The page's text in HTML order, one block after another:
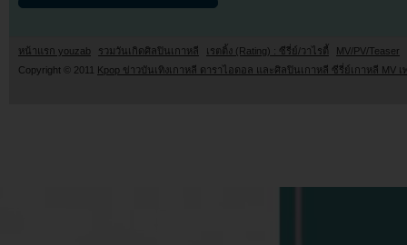
หน้าแรก youzab รวมวันเกิดศิลปินเกาหลี เรตติ้ง (Rating) : ซีรี่ย์/วาไรตี้
MV/PV/Teaser
Copyright © 2011 Kpop ข่าวบันเทิงเกาหลี ดาราไอดอล และศิลปินเกาหลี ซีรี่ย์เกาหลี MV